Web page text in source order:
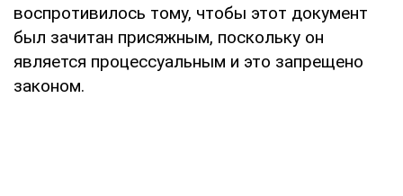
воспротивилось тому, чтобы этот документ
был зачитан присяжным, поскольку он
является процессуальным и это запрещено
законом.